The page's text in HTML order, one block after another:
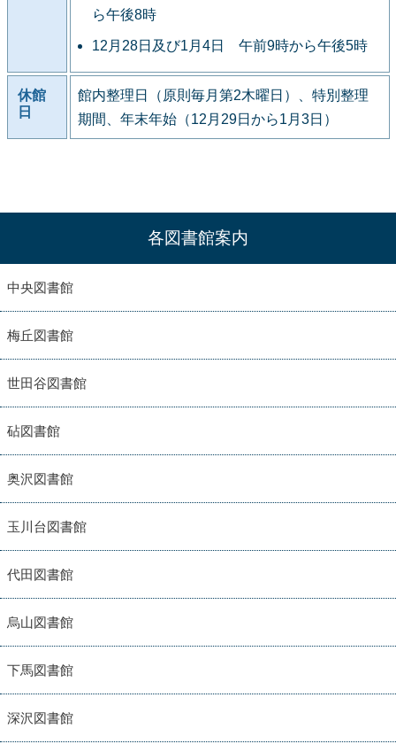
ら午後8時
12月28日及び1月4日 午前9時から午後5時
休館
日
館内整理日（原則毎月第2木曜日）、特別整理
期間、年末年始（12月29日から1月3日）
各図書館案内
中央図書館
梅丘図書館
世田谷図書館
砧図書館
奥沢図書館
玉川台図書館
代田図書館
烏山図書館
下馬図書館
深沢図書館